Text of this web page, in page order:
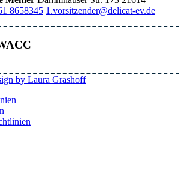
8658345 1.vorsitzender@delicat-ev.de
by Laura Grashoff